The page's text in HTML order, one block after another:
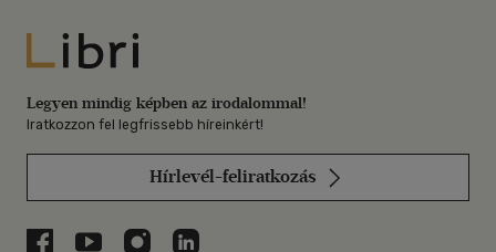
Libri
Legyen mindig képben az irodalommal!
Iratkozzon fel legfrissebb híreinkért!
Hírlevél-feliratkozás
Libri a Facebookon
Libri a Youtube-on
Libri az Instagramon
Libri a LinkedInen